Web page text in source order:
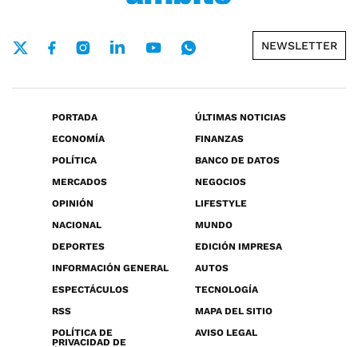
NEWSLETTER
PORTADA
ÚLTIMAS NOTICIAS
ECONOMÍA
FINANZAS
POLÍTICA
BANCO DE DATOS
MERCADOS
NEGOCIOS
OPINIÓN
LIFESTYLE
NACIONAL
MUNDO
DEPORTES
EDICIÓN IMPRESA
INFORMACIÓN GENERAL
AUTOS
ESPECTÁCULOS
TECNOLOGÍA
RSS
MAPA DEL SITIO
POLÍTICA DE
PRIVACIDAD DE
AVISO LEGAL